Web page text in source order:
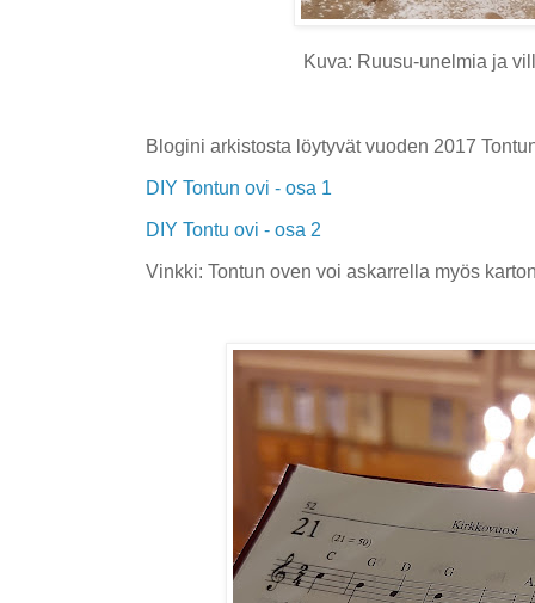
Kuva: Ruusu-unelmia ja
Blogini arkistosta löytyvät vuoden 2017
DIY Tontun ovi - osa 1
DIY Tontu ovi - osa 2
Vinkki: Tontun oven voi askarrella myös